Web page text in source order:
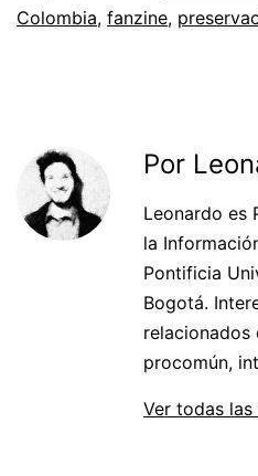
Colombia, fanzine,
Por
Leonardo es
la
Pontificia
Bogotá.
relacionados
procomún,
Ver todas